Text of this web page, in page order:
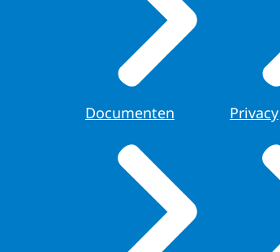
Documenten Privacy